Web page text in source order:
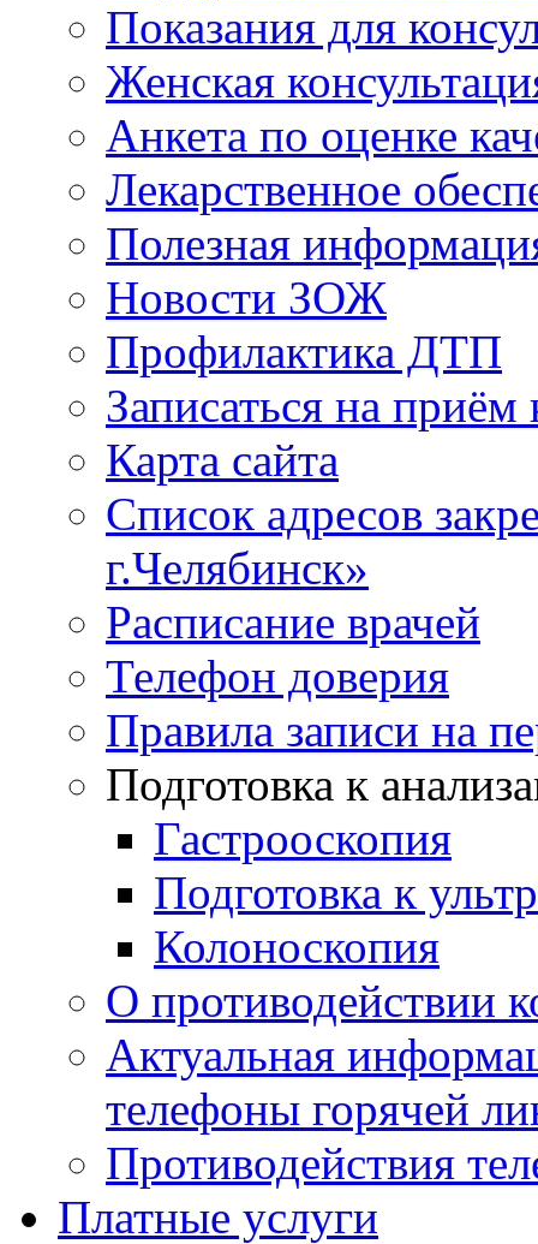
Показания для
Женская
Анкета по оценке
Лекарственное
Полезная
Новости ЗОЖ
Профилактика ДТП
Записаться на приём
Карта сайта
Список адресов
г.Челябинск»
Расписание врачей
Телефон доверия
Правила записи на
Подготовка к
Гастрооскопия
Подготовка к
Колоноскопия
О противодействии
Актуальная
телефоны горячей
Противодействия
Платные услуги